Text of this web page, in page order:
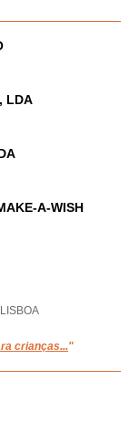
LDA
A-WISH
crianças..."